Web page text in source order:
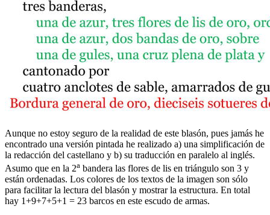
Aunque no estoy seguro de la realidad de este blasón, pues jamás he
encontrado una versión pintada he realizado a) una simplificación de
la redacción del castellano y b) su traducción en paralelo al inglés.
Asumo que en la 2a bandera las flores de lis en triángulo son 3 y
están ordenadas. Los colores de los textos de la imagen son sólo
para facilitar la lectura del blasón y mostrar la estructura. En total
hay 1+9+7+5+1 = 23 barcos en este escudo de armas.